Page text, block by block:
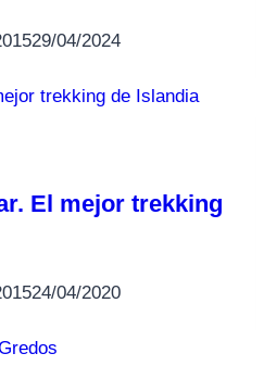
29/04/2024
El mejor trekking
24/04/2020